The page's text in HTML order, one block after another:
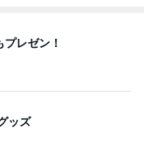
レゼン！
ッズ